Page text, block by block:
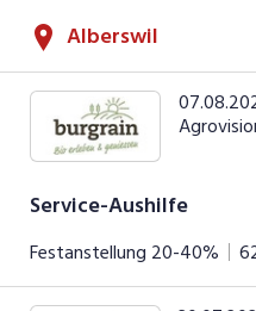
SOCIAL MEDIA
Alberswil
Service-Aushilfe
Festanstellung 20-40%